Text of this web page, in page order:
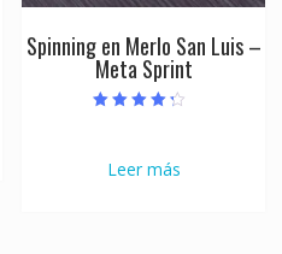
Spinning en Merlo San Luis –
Meta Sprint
Leer más